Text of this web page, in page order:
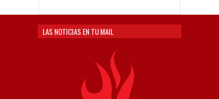
LAS NOTICIAS EN TU MAIL